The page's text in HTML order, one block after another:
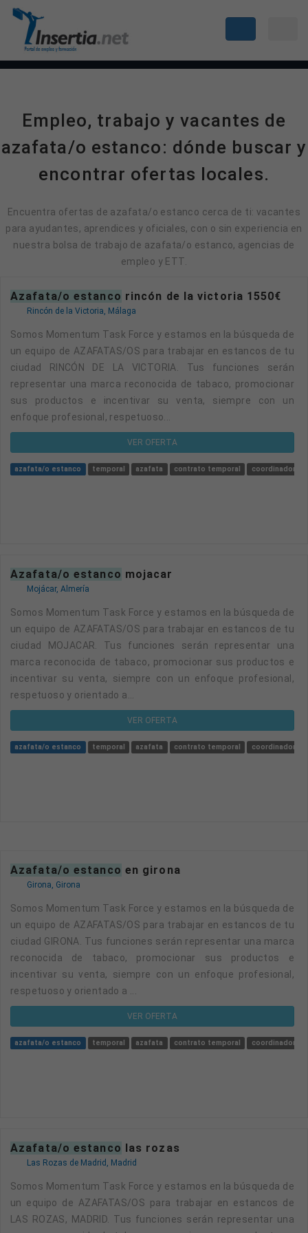
Empleo, trabajo y vacantes de
azafata/o estanco: dónde buscar y
encontrar ofertas locales.
Encuentra ofertas de azafata/o estanco cerca de ti: vacantes
para ayudantes, aprendices y oficiales, con o sin experiencia en
nuestra bolsa de trabajo de azafata/o estanco, agencias de
empleo y ETT.
azafata/o estanco rincón de la victoria 1550€
Rincón de la Victoria, Málaga
Somos Momentum Task Force y estamos en la búsqueda de
un equipo de AZAFATAS/OS para trabajar en estancos de tu
ciudad RINCÓN DE LA VICTORIA. Tus funciones serán
representar una marca reconocida de tabaco, promocionar
sus productos e incentivar su venta, siempre con un
enfoque profesional, respetuoso...
VER OFERTA
azafata/o estanco temporal azafata contrato temporal coordinador
azafata/o estanco mojacar
Mojácar, Almería
Somos Momentum Task Force y estamos en la búsqueda de
un equipo de AZAFATAS/OS para trabajar en estancos de tu
ciudad MOJACAR. Tus funciones serán representar una
marca reconocida de tabaco, promocionar sus productos e
incentivar su venta, siempre con un enfoque profesional,
respetuoso y orientado a...
VER OFERTA
azafata/o estanco temporal azafata contrato temporal coordinador
azafata/o estanco en girona
Girona, Girona
Somos Momentum Task Force y estamos en la búsqueda de
un equipo de AZAFATAS/OS para trabajar en estancos de tu
ciudad GIRONA. Tus funciones serán representar una marca
reconocida de tabaco, promocionar sus productos e
incentivar su venta, siempre con un enfoque profesional,
respetuoso y orientado a ...
VER OFERTA
azafata/o estanco temporal azafata contrato temporal coordinador
azafata/o estanco las rozas
Las Rozas de Madrid, Madrid
Somos Momentum Task Force y estamos en la búsqueda de
un equipo de AZAFATAS/OS para trabajar en estancos de
LAS ROZAS, MADRID. Tus funciones serán representar una